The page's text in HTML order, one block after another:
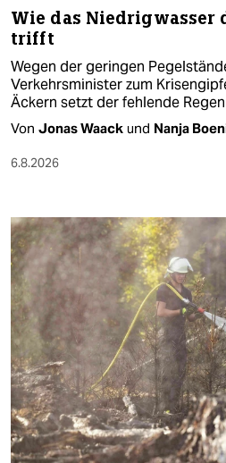
Wie das
trifft
Wegen der geringen
Verkehrsminister zum
Äckern setzt der fehlende
Von Jonas Waack und Nanja
6.8.2026